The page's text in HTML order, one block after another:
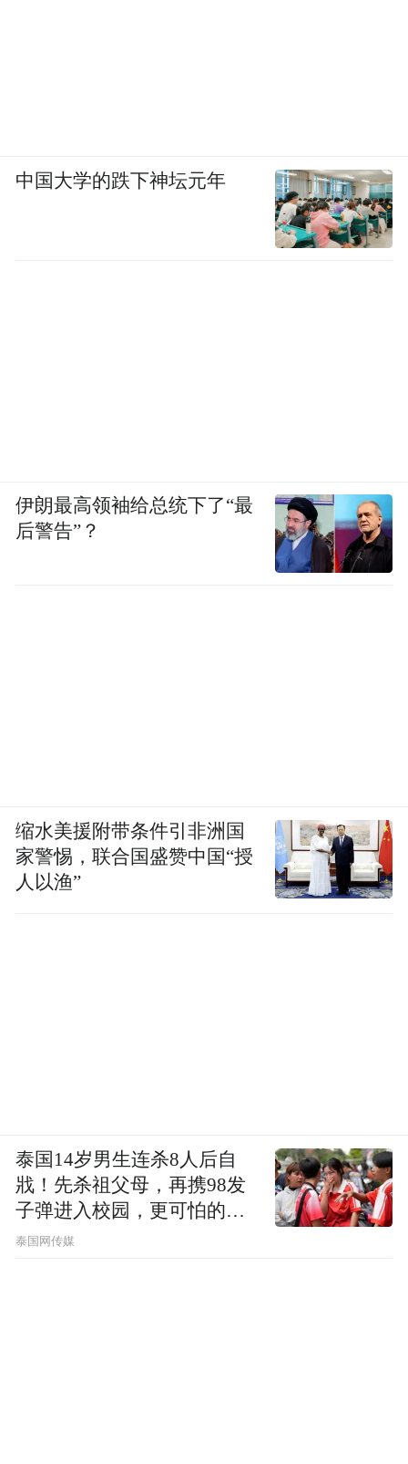
中国大学的跌下神坛元年
伊朗最高领袖给总统下了“最
后警告”？
缩水美援附带条件引非洲国
家警惕，联合国盛赞中国“授
人以渔”
泰国14岁男生连杀8人后自
戕！先杀祖父母，再携98发
子弹进入校园，更可怕的细
节公布了
泰国网传媒